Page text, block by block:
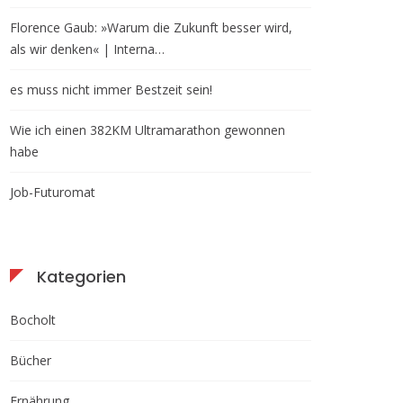
Florence Gaub: »Warum die Zukunft besser wird,
als wir denken« | Interna…
es muss nicht immer Bestzeit sein!
Wie ich einen 382KM Ultramarathon gewonnen
habe
Job-Futuromat
Kategorien
Bocholt
Bücher